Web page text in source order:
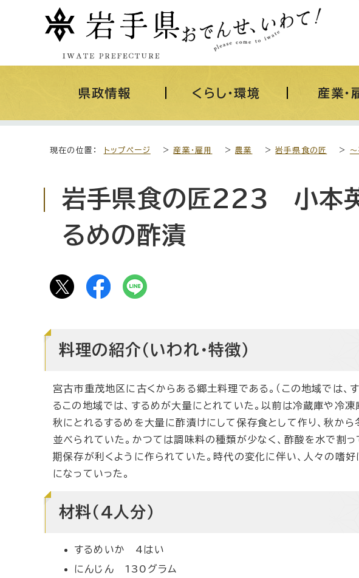
県政情報 くらし・環境 産業・
現在の位置： トップページ >産業・雇用 >農業 >岩手県食の匠 >
岩手県食の匠223 小本英
るめの酢漬
料理の紹介（いわれ・特徴）
宮古市重茂地区に古くからある郷土料理である。（この地域では、
るこの地域では、するめが大量にとれていた。以前は冷蔵庫や冷凍
秋にとれるするめを大量に酢漬けにして保存食として作り、秋か
並べられていた。かつては調味料の種類が少なく、酢酸を水で割
期保存が利くように作られていた。時代の変化に伴い、人々の嗜
になっていった。
材料（4人分）
するめいか 4はい
にんじん 130グラム